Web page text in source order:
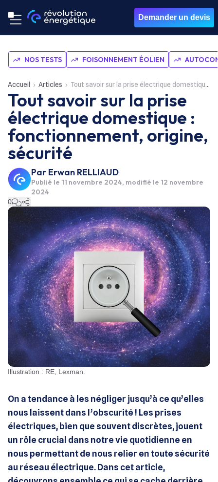
Demander un devis
NOS TESTS FOISONNEMENT ÉOLIEN
Accueil Articles Tout savoir sur la prise électrique domestique : fonctionnement, origine, sécurité
Tout savoir sur la prise
électrique domestique :
fonctionnement, origine,
sécurité
Par Erwan RELLIAUD
Publié le 11 novembre 2024, modifié le 12 novembre
2024
0
Illustration : RE, Lexman.
On a tendance à les négliger jusqu’à ce qu’elles
nous laissent dans l’obscurité ! Les prises
électriques, bien que souvent discrètes, jouent
un rôle crucial dans notre vie quotidienne en
nous permettant de nous relier en toute sécurité
au réseau électrique. Dans cet article,